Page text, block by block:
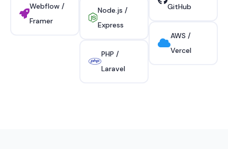
Webflow /
Framer
Node.js /
Express
PHP /
Laravel
GitHub
AWS /
Vercel